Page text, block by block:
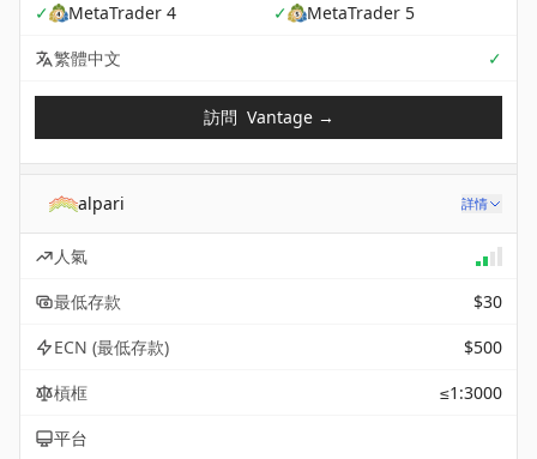
✓
MetaTrader 4 ✓
MetaTrader 5
繁體中文
✓
訪問 Vantage→
alpari 詳情
人氣
最低存款
$30
ECN (最低存款)
$500
槓框
≤1:3000
平台